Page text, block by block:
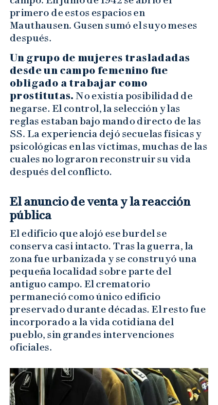
primero de estos espacios en
Mauthausen. Gusen sumó el suyo meses
después.
Un grupo de mujeres trasladadas
desde un campo femenino fue
obligado a trabajar como
prostitutas. No existía posibilidad de
negarse. El control, la selección y las
reglas estaban bajo mando directo de las
SS. La experiencia dejó secuelas físicas y
psicológicas en las víctimas, muchas de las
cuales no lograron reconstruir su vida
después del conflicto.
El anuncio de venta y la reacción
pública
El edificio que alojó ese burdel se
conserva casi intacto. Tras la guerra, la
zona fue urbanizada y se construyó una
pequeña localidad sobre parte del
antiguo campo. El crematorio
permaneció como único edificio
preservado durante décadas. El resto fue
incorporado a la vida cotidiana del
pueblo, sin grandes intervenciones
oficiales.